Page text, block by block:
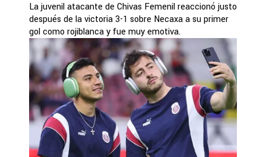
La juvenil atacante de Chivas Femenil reaccionó justo
después de la victoria 3-1 sobre Necaxa a su primer
gol como rojiblanca y fue muy emotiva.